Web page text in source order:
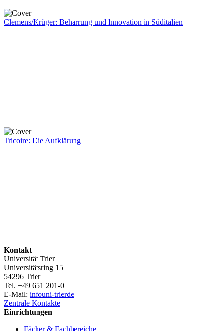
Clemens/Krüger: Beharrung und Innovation in Süditalien
Tricoire: Die Aufklärung
Kontakt
Universität Trier
Universitätsring 15
54296 Trier
Tel. +49 651 201-0
E-Mail: infouni-trierde
Zentrale Kontakte
Einrichtungen
Fächer & Fachbereiche